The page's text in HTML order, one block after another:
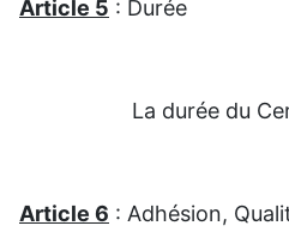
Article 5 : Durée
La durée du
Article 6 : Adhésion,